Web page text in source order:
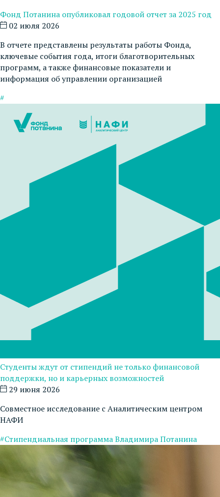
Фонд Потанина опубликовал годовой отчет за 2025 год
02 июля 2026
В отчете представлены результаты работы Фонда,
ключевые события года, итоги благотворительных
программ, а также финансовые показатели и
информация об управлении организацией
#
Студенты ждут от стипендий не только финансовой
поддержки, но и карьерных возможностей
29 июня 2026
Совместное исследование с Аналитическим центром
НАФИ
#Стипендиальная программа Владимира Потанина